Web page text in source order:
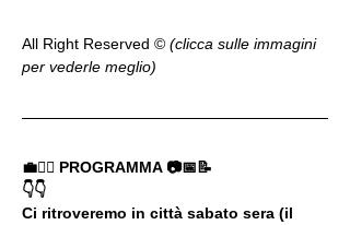
All Right Reserved ©️ (clicca sulle immagini
per vederle meglio)
💼🚶‍♂️ PROGRAMMA 📷📅📝
👇👇
Ci ritroveremo in città sabato sera (il